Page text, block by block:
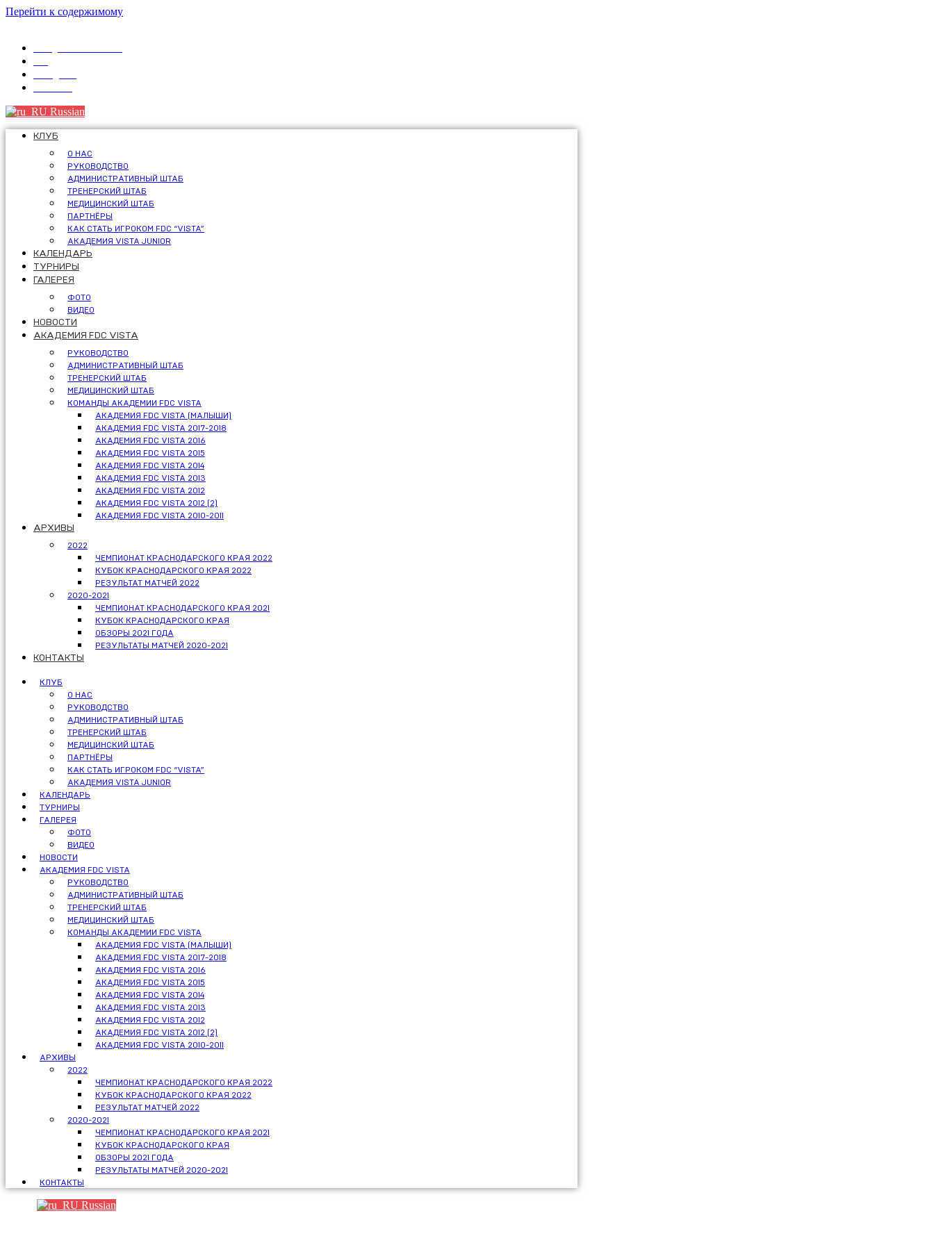
Перейти к содержимому
Russian
КЛУБ
О НАС
РУКОВОДСТВО
АДМИНИСТРАТИВНЫЙ ШТАБ
ТРЕНЕРСКИЙ ШТАБ
МЕДИЦИНСКИЙ ШТАБ
ПАРТНЁРЫ
КАК СТАТЬ ИГРОКОМ FDC “VISTA”
АКАДЕМИЯ VISTA JUNIOR
КАЛЕНДАРЬ
ТУРНИРЫ
ГАЛЕРЕЯ
ФОТО
ВИДЕО
НОВОСТИ
АКАДЕМИЯ FDC VISTA
РУКОВОДСТВО
АДМИНИСТРАТИВНЫЙ ШТАБ
ТРЕНЕРСКИЙ ШТАБ
МЕДИЦИНСКИЙ ШТАБ
КОМАНДЫ АКАДЕМИИ FDC VISTA
АКАДЕМИЯ FDC VISTA (МАЛЫШИ)
АКАДЕМИЯ FDC VISTA 2017-2018
АКАДЕМИЯ FDC VISTA 2016
АКАДЕМИЯ FDC VISTA 2015
АКАДЕМИЯ FDC VISTA 2014
АКАДЕМИЯ FDC VISTA 2013
АКАДЕМИЯ FDC VISTA 2012
АКАДЕМИЯ FDC VISTA 2012 (2)
АКАДЕМИЯ FDC VISTA 2010-2011
АРХИВЫ
2022
ЧЕМПИОНАТ КРАСНОДАРСКОГО КРАЯ 2022
КУБОК КРАСНОДАРСКОГО КРАЯ 2022
РЕЗУЛЬТАТ МАТЧЕЙ 2022
2020-2021
ЧЕМПИОНАТ КРАСНОДАРСКОГО КРАЯ 2021
КУБОК КРАСНОДАРСКОГО КРАЯ
ОБЗОРЫ 2021 ГОДА
РЕЗУЛЬТАТЫ МАТЧЕЙ 2020-2021
КОНТАКТЫ
КЛУБ
О НАС
РУКОВОДСТВО
АДМИНИСТРАТИВНЫЙ ШТАБ
ТРЕНЕРСКИЙ ШТАБ
МЕДИЦИНСКИЙ ШТАБ
ПАРТНЁРЫ
КАК СТАТЬ ИГРОКОМ FDC “VISTA”
АКАДЕМИЯ VISTA JUNIOR
КАЛЕНДАРЬ
ТУРНИРЫ
ГАЛЕРЕЯ
ФОТО
ВИДЕО
НОВОСТИ
АКАДЕМИЯ FDC VISTA
РУКОВОДСТВО
АДМИНИСТРАТИВНЫЙ ШТАБ
ТРЕНЕРСКИЙ ШТАБ
МЕДИЦИНСКИЙ ШТАБ
КОМАНДЫ АКАДЕМИИ FDC VISTA
АКАДЕМИЯ FDC VISTA (МАЛЫШИ)
АКАДЕМИЯ FDC VISTA 2017-2018
АКАДЕМИЯ FDC VISTA 2016
АКАДЕМИЯ FDC VISTA 2015
АКАДЕМИЯ FDC VISTA 2014
АКАДЕМИЯ FDC VISTA 2013
АКАДЕМИЯ FDC VISTA 2012
АКАДЕМИЯ FDC VISTA 2012 (2)
АКАДЕМИЯ FDC VISTA 2010-2011
АРХИВЫ
2022
ЧЕМПИОНАТ КРАСНОДАРСКОГО КРАЯ 2022
КУБОК КРАСНОДАРСКОГО КРАЯ 2022
РЕЗУЛЬТАТ МАТЧЕЙ 2022
2020-2021
ЧЕМПИОНАТ КРАСНОДАРСКОГО КРАЯ 2021
КУБОК КРАСНОДАРСКОГО КРАЯ
ОБЗОРЫ 2021 ГОДА
РЕЗУЛЬТАТЫ МАТЧЕЙ 2020-2021
КОНТАКТЫ
Russian